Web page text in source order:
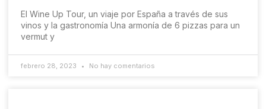
El Wine Up Tour, un viaje por España a través de sus
vinos y la gastronomía Una armonía de 6 pizzas para un
vermut y
febrero 28, 2023 No hay comentarios